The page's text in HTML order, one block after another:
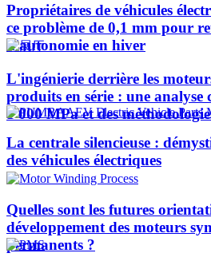
Propriétaires de véhicules
ce problème de 0,1 mm pour
d'autonomie en hiver
L'ingénierie derrière les
produits en série : une analyse
1 000 MPa et des
La centrale silencieuse :
des véhicules électriques
Quelles sont les futures
développement des moteurs
permanents ?